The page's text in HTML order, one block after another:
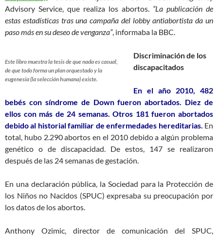
Advisory Service, que realiza los abortos. “La publicación de
estas estadísticas tras una campaña del lobby antiabortista da un
paso más en su deseo de venganza”, informaba la BBC.
Este libro muestra la tesis de que nada es casual,
de que todo forma un plan orquestado y la
eugenesia (la selección humana) existe.
Discriminación de los
discapacitados
En el año 2010, 482
bebés con síndrome de Down fueron abortados. Diez de
ellos con más de 24 semanas. Otros 181 fueron abortados
debido al historial familiar de enfermedades hereditarias. En
total, hubo 2.290 abortos en el 2010 debido a algún problema
genético o de discapacidad. De estos, 147 se realizaron
después de las 24 semanas de gestación.
En una declaración pública, la Sociedad para la Protección de
los Niños no Nacidos (SPUC) expresaba su preocupación por
los datos de los abortos.
Anthony Ozimic, director de comunicación del SPUC,